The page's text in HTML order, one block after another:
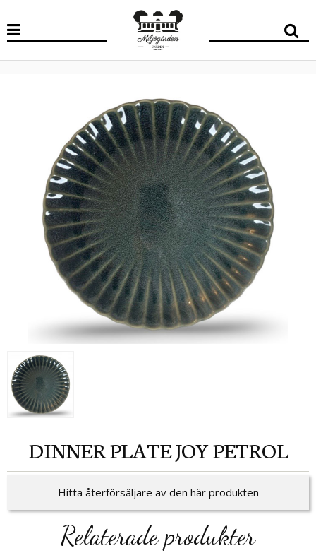
DINNER PLATE JOY PETROL
Hitta återförsäljare av den här produkten
Relaterade produkter